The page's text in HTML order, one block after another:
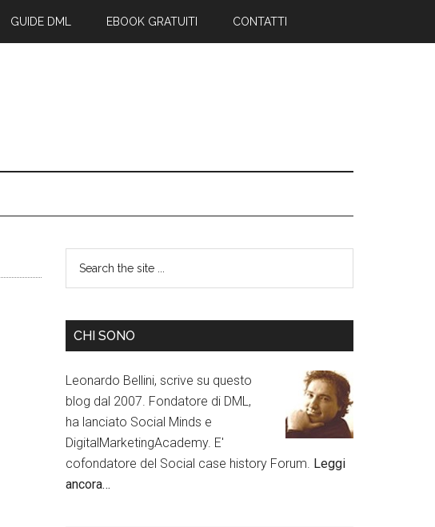
GUIDE DML EBOOK GRATUITI CONTATTI
CHI SONO
Leonardo Bellini, scrive su questo
blog dal 2007. Fondatore di DML,
ha lanciato Social Minds e
DigitalMarketingAcademy. E'
cofondatore del Social case history Forum. Leggi
ancora…